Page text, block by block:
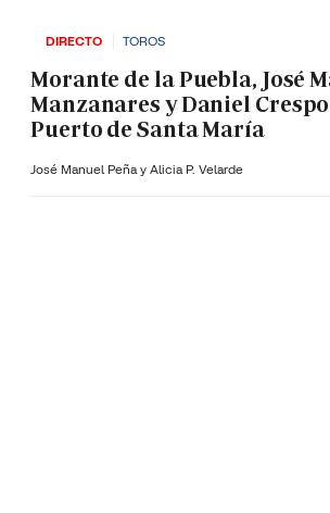
DIRECTO TOROS
Morante de la Puebla, José
Manzanares y Daniel
Puerto de Santa María
José Manuel Peña y Alicia P. Velarde